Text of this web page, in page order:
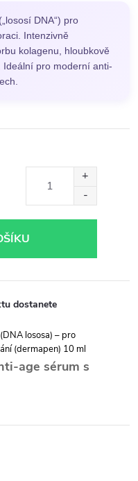
DNA“) pro
Intenzivně
kolagenu, hloubkově
Ideální pro moderní anti-
dostanete
lososa) – pro
(dermapen) 10 ml
age sérum s